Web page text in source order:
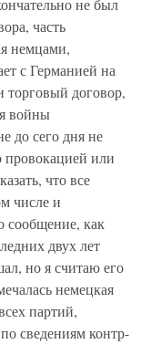
не был
часть
немцами,
с Германией на
торговый договор,
войны
до сего дня не
провокацией или
что все
числе и
сообщение, как
двух лет
но я считаю его
немецкая
партий,
сведениям контр-